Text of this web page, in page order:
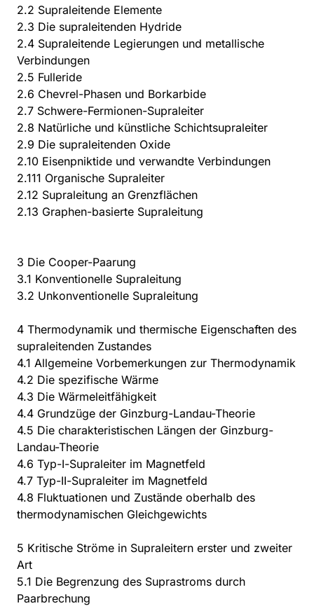
2.2 Supraleitende Elemente
2.3 Die supraleitenden Hydride
2.4 Supraleitende Legierungen und metallische
Verbindungen
2.5 Fulleride
2.6 Chevrel-Phasen und Borkarbide
2.7 Schwere-Fermionen-Supraleiter
2.8 Natürliche und künstliche Schichtsupraleiter
2.9 Die supraleitenden Oxide
2.10 Eisenpniktide und verwandte Verbindungen
2.111 Organische Supraleiter
2.12 Supraleitung an Grenzflächen
2.13 Graphen-basierte Supraleitung
3 Die Cooper-Paarung
3.1 Konventionelle Supraleitung
3.2 Unkonventionelle Supraleitung
4 Thermodynamik und thermische Eigenschaften des
supraleitenden Zustandes
4.1 Allgemeine Vorbemerkungen zur Thermodynamik
4.2 Die spezifische Wärme
4.3 Die Wärmeleitfähigkeit
4.4 Grundzüge der Ginzburg-Landau-Theorie
4.5 Die charakteristischen Längen der Ginzburg-
Landau-Theorie
4.6 Typ-I-Supraleiter im Magnetfeld
4.7 Typ-II-Supraleiter im Magnetfeld
4.8 Fluktuationen und Zustände oberhalb des
thermodynamischen Gleichgewichts
5 Kritische Ströme in Supraleitern erster und zweiter
Art
5.1 Die Begrenzung des Suprastroms durch
Paarbrechung